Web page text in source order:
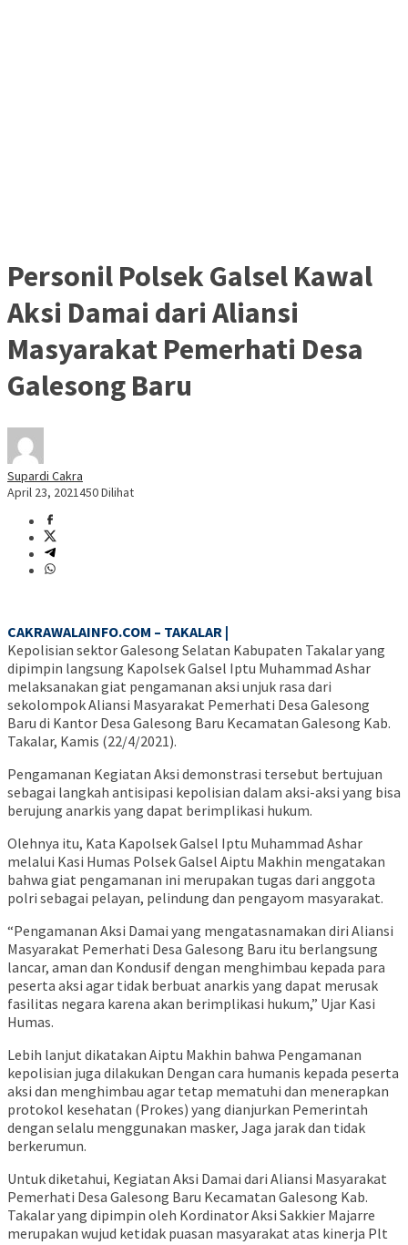
Personil Polsek Galsel Kawal
Aksi Damai dari Aliansi
Masyarakat Pemerhati Desa
Galesong Baru
Supardi Cakra
April 23, 2021450 Dilihat
CAKRAWALAINFO.COM – TAKALAR |
Kepolisian sektor Galesong Selatan Kabupaten Takalar yang
dipimpin langsung Kapolsek Galsel Iptu Muhammad Ashar
melaksanakan giat pengamanan aksi unjuk rasa dari
sekolompok Aliansi Masyarakat Pemerhati Desa Galesong
Baru di Kantor Desa Galesong Baru Kecamatan Galesong Kab.
Takalar, Kamis (22/4/2021).
Pengamanan Kegiatan Aksi demonstrasi tersebut bertujuan
sebagai langkah antisipasi kepolisian dalam aksi-aksi yang bisa
berujung anarkis yang dapat berimplikasi hukum.
Olehnya itu, Kata Kapolsek Galsel Iptu Muhammad Ashar
melalui Kasi Humas Polsek Galsel Aiptu Makhin mengatakan
bahwa giat pengamanan ini merupakan tugas dari anggota
polri sebagai pelayan, pelindung dan pengayom masyarakat.
“Pengamanan Aksi Damai yang mengatasnamakan diri Aliansi
Masyarakat Pemerhati Desa Galesong Baru itu berlangsung
lancar, aman dan Kondusif dengan menghimbau kepada para
peserta aksi agar tidak berbuat anarkis yang dapat merusak
fasilitas negara karena akan berimplikasi hukum,” Ujar Kasi
Humas.
Lebih lanjut dikatakan Aiptu Makhin bahwa Pengamanan
kepolisian juga dilakukan Dengan cara humanis kepada peserta
aksi dan menghimbau agar tetap mematuhi dan menerapkan
protokol kesehatan (Prokes) yang dianjurkan Pemerintah
dengan selalu menggunakan masker, Jaga jarak dan tidak
berkerumun.
Untuk diketahui, Kegiatan Aksi Damai dari Aliansi Masyarakat
Pemerhati Desa Galesong Baru Kecamatan Galesong Kab.
Takalar yang dipimpin oleh Kordinator Aksi Sakkier Majarre
merupakan wujud ketidak puasan masyarakat atas kinerja Plt